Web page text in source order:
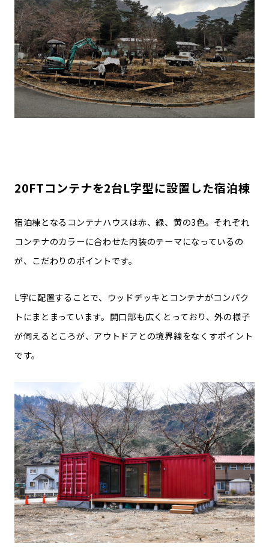
20FTコンテナを2台L字型に設置した宿泊棟
宿泊棟となるコンテナハウスは赤、緑、黄の3色。それぞれ
コンテナのカラーに合わせた内装のテーマになっているの
が、こだわりのポイントです。
L字に配置することで、ウッドデッキとコンテナがコンパク
トにまとまっています。開口部も広くとっており、外の様子
が伺えるところが、アウトドアとの境界線をなくすポイント
です。